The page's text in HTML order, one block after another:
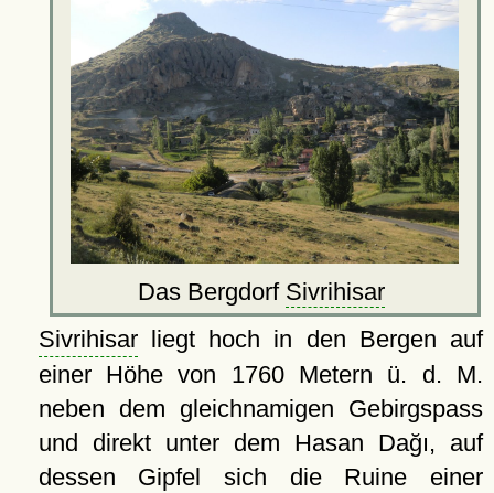
Das Bergdorf Sivrihisar
Sivrihisarliegt hoch in den Bergen auf
einer Höhe von 1760 Metern ü. d. M.
neben dem gleichnamigen Gebirgspass
und direkt unter dem Hasan Dağı, auf
dessen Gipfel sich die Ruine einer